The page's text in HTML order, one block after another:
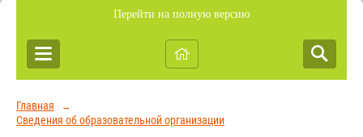
Перейти на полную версию
Главная →
Сведения об образовательной организации